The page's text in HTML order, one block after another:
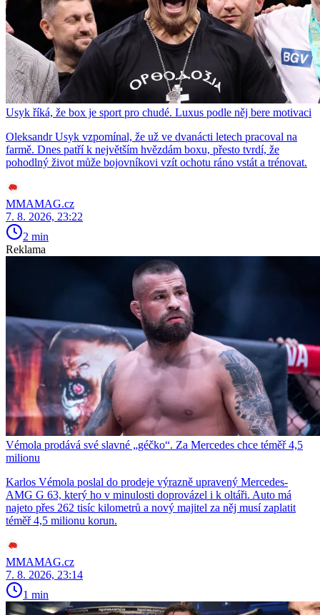
Usyk říká, že box je sport pro chudé. Luxus podle něj bere motivaci
Oleksandr Usyk vzpomínal, že už ve dvanácti letech pracoval na
farmě. Dnes patří k největším hvězdám boxu, přesto tvrdí, že
pohodlný život může bojovníkovi vzít ochotu ráno vstát a trénovat.
MMAMAG.cz
7. 8. 2026, 23:22
2 min
Reklama
Vémola prodává své slavné „géčko“. Za Mercedes chce téměř 4,5
milionu
Karlos Vémola poslal do prodeje výrazně upravený Mercedes-
AMG G 63, který ho v minulosti doprovázel i k oltáři. Auto má
najeto přes 262 tisíc kilometrů a nový majitel za něj musí zaplatit
téměř 4,5 milionu korun.
MMAMAG.cz
7. 8. 2026, 23:14
1 min